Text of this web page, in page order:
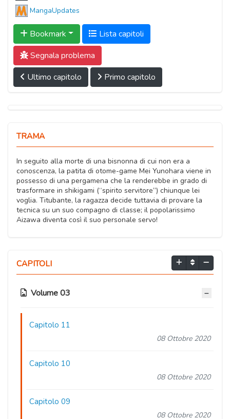
MangaUpdates
Bookmark
Lista capitoli
Segnala problema
Ultimo capitolo
Primo capitolo
TRAMA
In seguito alla morte di una bisnonna di cui non era a
conoscenza, la patita di otome-game Mei Yunohara viene in
possesso di una pergamena che la renderebbe in grado di
trasformare in shikigami (“spirito servitore”) chiunque lei
voglia. Titubante, la ragazza decide tuttavia di provare la
tecnica su un suo compagno di classe; il popolarissimo
Aizawa diventa così il suo personale servo!
CAPITOLI
Volume 03
Capitolo 11
08 Ottobre 2020
Capitolo 10
08 Ottobre 2020
Capitolo 09
08 Ottobre 2020